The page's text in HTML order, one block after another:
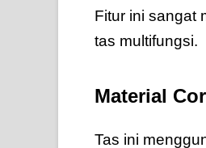
Fitur ini sangat
tas multifungsi.
Material
Tas ini